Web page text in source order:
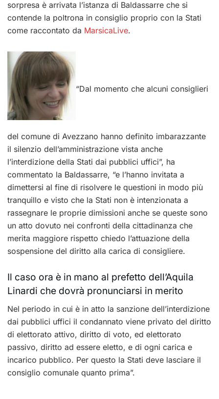
sorpresa è arrivata l’istanza di Baldassarre che si
contende la poltrona in consiglio proprio con la Stati
come raccontato da MarsicaLive.
“Dal momento che alcuni consiglieri
del comune di Avezzano hanno definito imbarazzante
il silenzio dell’amministrazione vista anche
l’interdizione della Stati dai pubblici uffici”, ha
commentato la Baldassarre, “e l’hanno invitata a
dimettersi al fine di risolvere le questioni in modo più
tranquillo e visto che la Stati non è intenzionata a
rassegnare le proprie dimissioni anche se queste sono
un atto dovuto nei confronti della cittadinanza che
merita maggiore rispetto chiedo l’attuazione della
sospensione del diritto alla carica di consigliere.
Il caso ora è in mano al prefetto dell’Aquila
Linardi che dovrà pronunciarsi in merito
Nel periodo in cui è in atto la sanzione dell’interdizione
dai pubblici uffici il condannato viene privato del diritto
di elettorato attivo, diritto di voto, ed elettorato
passivo, diritto ad essere eletto, e di ogni carica e
incarico pubblico. Per questo la Stati deve lasciare il
consiglio comunale quanto prima”.